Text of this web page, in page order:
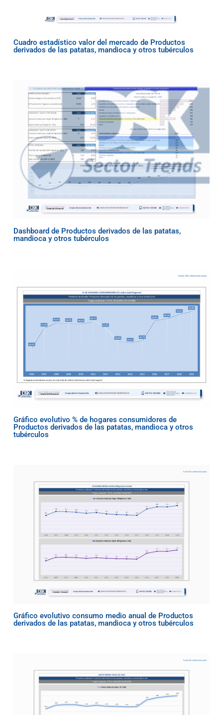
Cuadro estadístico valor del mercado de Productos
derivados de las patatas, mandioca y otros tubérculos
Dashboard de Productos derivados de las patatas,
mandioca y otros tubérculos
Gráfico evolutivo % de hogares consumidores de
Productos derivados de las patatas, mandioca y otros
tubérculos
Gráfico evolutivo consumo medio anual de Productos
derivados de las patatas, mandioca y otros tubérculos